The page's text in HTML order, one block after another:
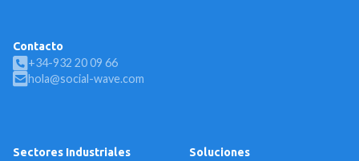
Contacto
+34-932 20 09 66
hola@social-wave.com
Sectores Industriales Soluciones